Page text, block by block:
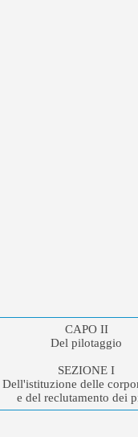
CAPO II
Del pilotaggio
SEZIONE I
Dell'istituzione delle
e del reclutamento dei